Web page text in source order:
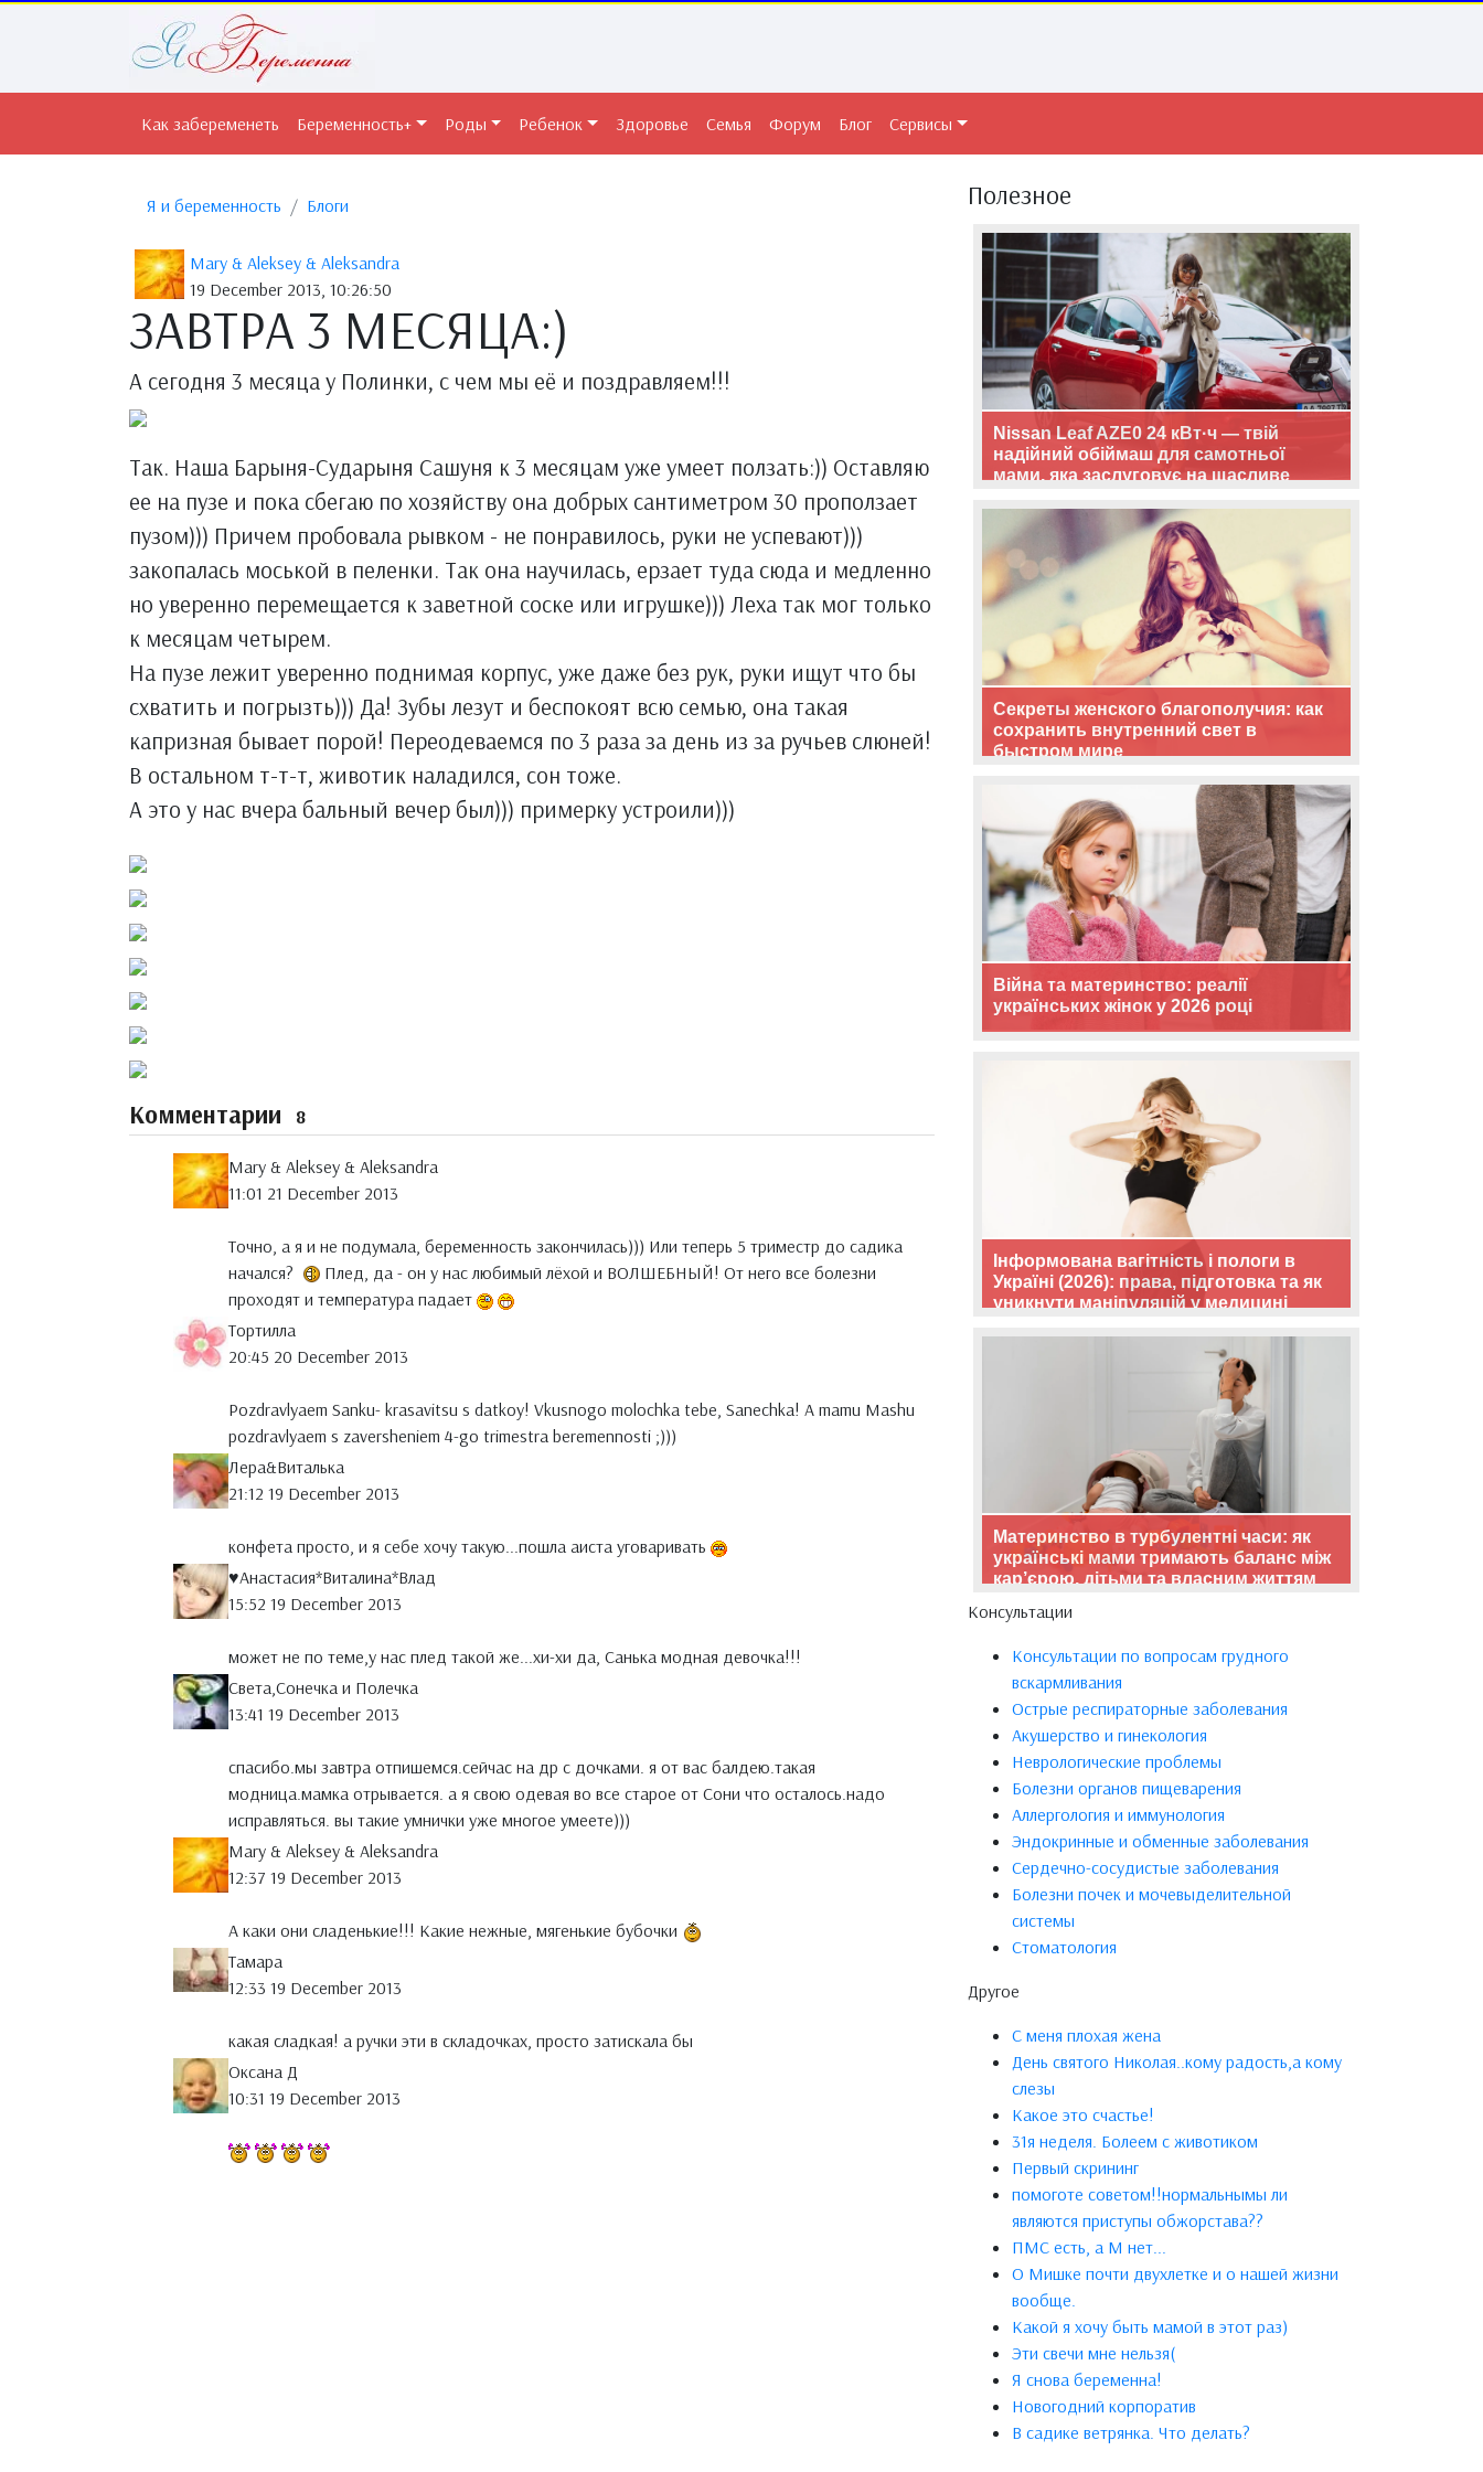
Как забеременеть Беременность+ Роды Ребенок Здоровье Семья Форум Блог Сервисы
Я и беременность Блоги
Mary & Aleksey & Aleksandra
19 December 2013, 10:26:50
ЗАВТРА 3 МЕСЯЦА:)
А сегодня 3 месяца у Полинки, с чем мы её и поздравляем!!!
Так. Наша Барыня-Сударыня Сашуня к 3 месяцам уже умеет ползать:)) Оставляю
ее на пузе и пока сбегаю по хозяйству она добрых сантиметром 30 проползает
пузом))) Причем пробовала рывком - не понравилось, руки не успевают)))
закопалась моськой в пеленки. Так она научилась, ерзает туда сюда и медленно
но уверенно перемещается к заветной соске или игрушке))) Леха так мог только
к месяцам четырем.
На пузе лежит уверенно поднимая корпус, уже даже без рук, руки ищут что бы
схватить и погрызть))) Да! Зубы лезут и беспокоят всю семью, она такая
капризная бывает порой! Переодеваемся по 3 раза за день из за ручьев слюней!
В остальном т-т-т, животик наладился, сон тоже.
А это у нас вчера бальный вечер был))) примерку устроили)))
Комментарии 8
Mary & Aleksey & Aleksandra
11:01 21 December 2013
Точно, а я и не подумала, беременность закончилась))) Или теперь 5 триместр до садика
начался?
Плед, да - он у нас любимый лёхой и ВОЛШЕБНЫЙ! От него все болезни
проходят и температура падает
Тортилла
20:45 20 December 2013
Pozdravlyaem Sanku- krasavitsu s datkoy! Vkusnogo molochka tebe, Sanechka! A mamu Mashu
pozdravlyaem s zaversheniem 4-go trimestra beremennosti ;)))
Лера&Виталька
21:12 19 December 2013
конфета просто, и я себе хочу такую...пошла аиста уговаривать
♥Анастасия*Виталина*Влад
15:52 19 December 2013
может не по теме,у нас плед такой же...хи-хи да, Санька модная девочка!!!
Света,Сонечка и Полечка
13:41 19 December 2013
спасибо.мы завтра отпишемся.сейчас на др с дочками. я от вас балдею.такая
модница.мамка отрывается. а я свою одевая во все старое от Сони что осталось.надо
исправляться. вы такие умнички уже многое умеете)))
Mary & Aleksey & Aleksandra
12:37 19 December 2013
А каки они сладенькие!!! Какие нежные, мягенькие бубочки
Тамара
12:33 19 December 2013
какая сладкая! а ручки эти в складочках, просто затискала бы
Оксана Д
10:31 19 December 2013
Полезное
Nissan Leaf AZE0 24 кВт·ч — твій
надійний обіймаш для самотньої
мами, яка заслуговує на щасливе
Секреты женского благополучия: как
сохранить внутренний свет в
быстром мире
Війна та материнство: реалії
українських жінок у 2026 році
Інформована вагітність і пологи в
Україні (2026): права, підготовка та як
уникнути маніпуляцій у медицині
Материнство в турбулентні часи: як
українські мами тримають баланс між
кар’єрою, дітьми та власним життям
Консультации
Консультации по вопросам грудного
вскармливания
Острые респираторные заболевания
Акушерство и гинекология
Неврологические проблемы
Болезни органов пищеварения
Аллергология и иммунология
Эндокринные и обменные заболевания
Сердечно-сосудистые заболевания
Болезни почек и мочевыделительной
системы
Стоматология
Другое
С меня плохая жена
День святого Николая..кому радость,а кому
слезы
Какое это счастье!
31я неделя. Болеем с животиком
Первый скрининг
помоготе советом!!нормальнымы ли
являются приступы обжорстава??
ПМС есть, а М нет...
О Мишке почти двухлетке и о нашей жизни
вообще.
Какой я хочу быть мамой в этот раз)
Эти свечи мне нельзя(
Я снова беременна!
Новогодний корпоратив
В садике ветрянка. Что делать?